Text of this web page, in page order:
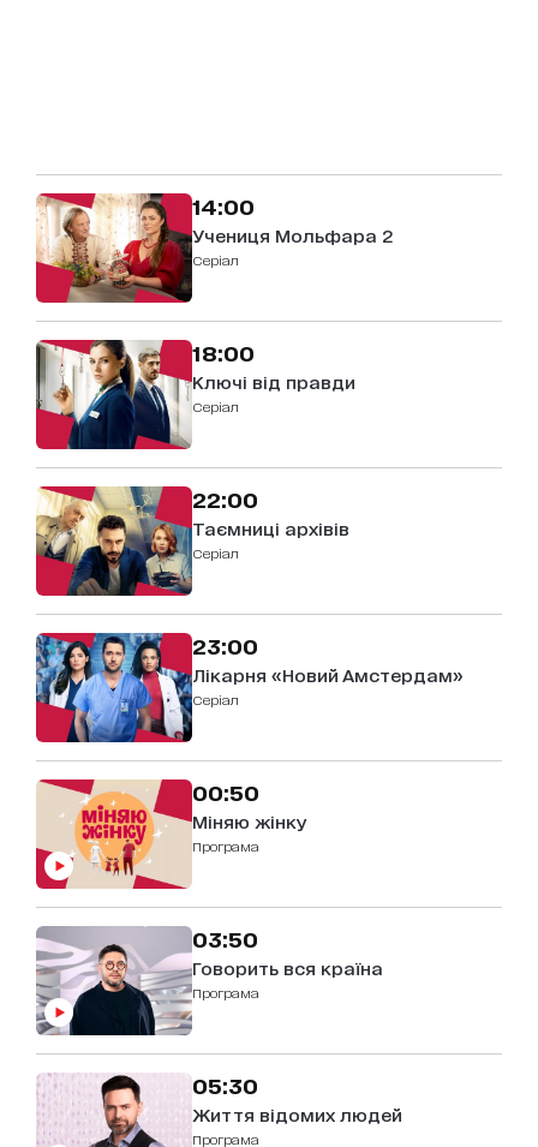
14:00
Учениця Мольфара 2
серіал
18:00
Ключі від правди
серіал
22:00
Таємниці архівів
серіал
23:00
Лікарня «Новий Амстердам»
серіал
00:50
Міняю жінку
Програма
03:50
Говорить вся країна
Програма
05:30
Життя відомих людей
Програма